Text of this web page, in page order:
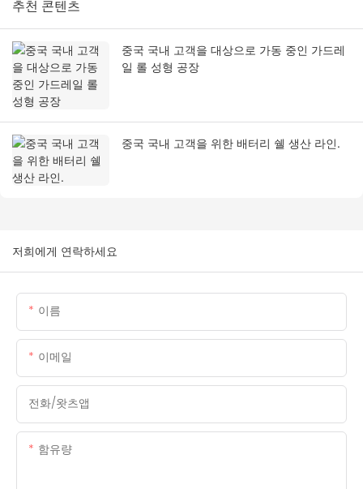
추천 콘텐츠
중국 국내 고객을 대상으로 가동 중인 가드레
일 롤 성형 공장
중국 국내 고객을 위한 배터리 쉘 생산 라인.
저희에게 연락하세요
이름
이메일
전화/왓츠앱
함유량